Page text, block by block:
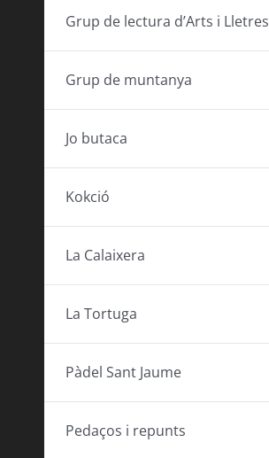
Grup de lectura d’Arts i Lletres
Grup de muntanya
Jo butaca
Kokció
La Calaixera
La Tortuga
Pàdel Sant Jaume
Pedaços i repunts